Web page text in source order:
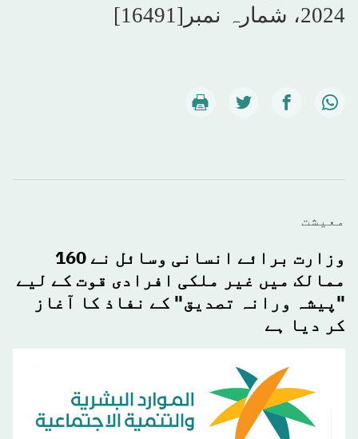
2024، شمارہ نمبر[16491]
معيشت
وزارت برائے انسانی وسائل نے 160
ممالک میں غیر ملکی افرادی قوت کے لیے
"پیشہ ورانہ تصدیق" کے نفاذ کا آغاز
کر دیا ہے